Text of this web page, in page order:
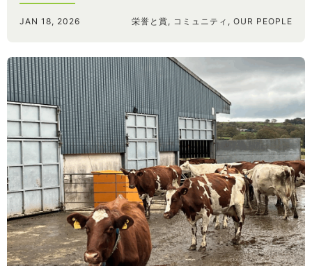
JAN 18, 2026 栄誉と賞, コミュニティ, OUR PEOPLE